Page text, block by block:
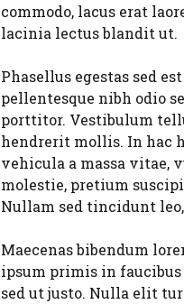
commodo, lacus erat
lacinia lectus blandit ut.
Phasellus egestas sed
pellentesque nibh odio
porttitor. Vestibulum
hendrerit mollis. In hac
vehicula a massa vitae,
molestie, pretium
Nullam sed tincidunt
Maecenas bibendum
ipsum primis in
sed ut justo. Nulla elit